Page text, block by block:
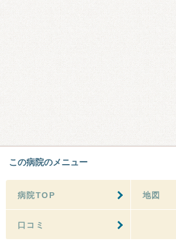
この病院のメニュー
病院TOP 地図
口コミ